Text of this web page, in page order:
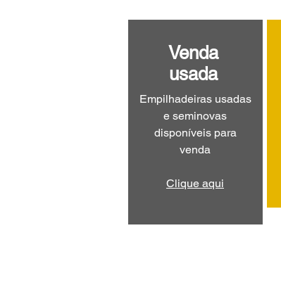
Venda
usada
Empilhadeiras usadas
e seminovas
disponíveis para
venda
Clique aqui